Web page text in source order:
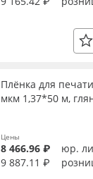
Плёнка для
мкм 1,37*50 м,
Цены
8 466.96 ₽
юр.
9 887.11 ₽